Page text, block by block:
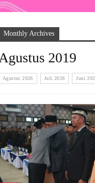
Monthly Archives
Agustus 2019
Agustus 2026 Juli 2026 Juni